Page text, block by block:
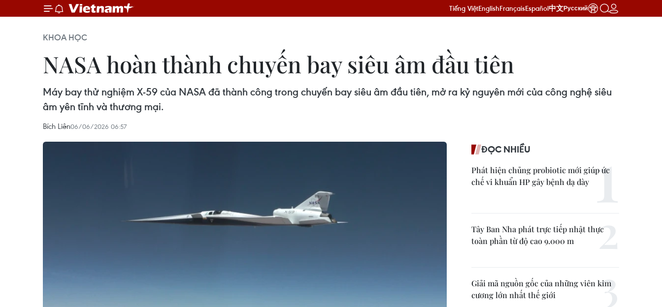
Tiếng ViệtEnglishFrançaisEspañol中文Русский
KHOA HỌC
NASA hoàn thành chuyến bay siêu âm đầu tiên
Máy bay thử nghiệm X-59 của NASA đã thành công trong chuyến bay siêu âm đầu tiên, mở ra kỷ nguyên mới của công nghệ siêu
âm yên tĩnh và thương mại.
Bích Liên06/06/2026 06:57
ĐỌC NHIỀU
Phát hiện chủng probiotic mới giúp ức
chế vi khuẩn HP gây bệnh dạ dày
Tây Ban Nha phát trực tiếp nhật thực
toàn phần từ độ cao 9.000 m
Giải mã nguồn gốc của những viên kim
cương lớn nhất thế giới